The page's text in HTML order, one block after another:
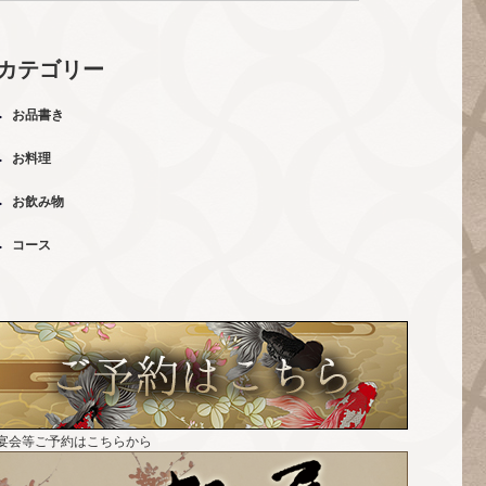
テゴリー
お品書き
お料理
お飲み物
コース
会等ご予約はこちらから